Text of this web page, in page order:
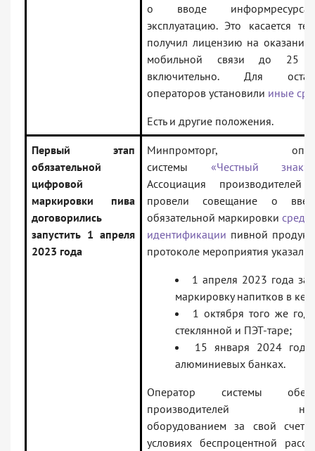
о вводе
эксплуатацию. Это касается
получил лицензию на оказание
мобильной связи до 25
включительно. Для
операторов установили иные
Есть и другие положения.
Первый этап
обязательной
цифровой
маркировки пива
договорились
запустить 1 апреля
2023 года
Минпромторг,
системы «Честный знак»
Ассоциация производителей
провели совещание о
обязательной маркировки
идентификации пивной
протоколе мероприятия указали:
1 апреля 2023 года
маркировку напитков в
1 октября того же
стеклянной и ПЭТ-таре;
15 января 2024
алюминиевых банках.
Оператор системы
производителей
оборудованием за свой счет
условиях беспроцентной